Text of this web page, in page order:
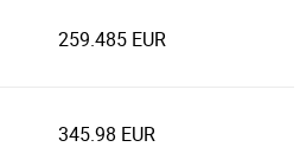
259.485 EUR
345.98 EUR